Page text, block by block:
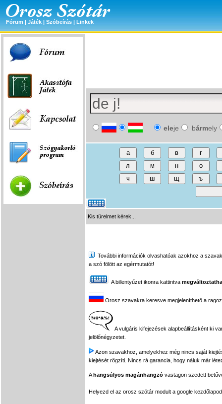
Fórum | Játék | Szóbeírás | Linkek
eleje bármely
Kis türelmet kérek...
További információk olvashatóak azokhoz a
a szó fölött az egérmutatót!
A billentyűzet ikonra kattintva
Orosz szavakra keresve megjeleníthető a
A vulgáris kifejezések alapbeállításként ki
jelölőnégyzetet.
Azon szavakhoz, amelyekhez még nincs saját
kiejtését rögzíti. Nincs rá garancia, hogy náluk már
Ahangsúlyos magánhangzó vastagon szedett
Helyezd el az orosz szótár modult a google